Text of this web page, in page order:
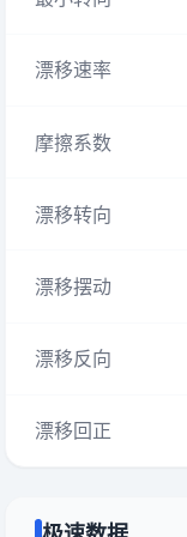
漂移速率
摩擦系数
漂移转向
漂移摆动
漂移反向
漂移回正